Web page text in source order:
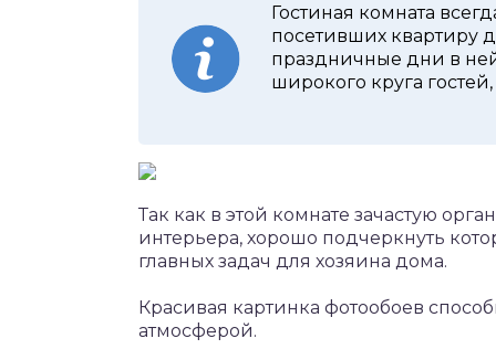
Гостиная комната
посетивших квартиру
праздничные дни в
широкого круга
Так как в этой комнате зачастую
интерьера, хорошо подчеркнуть
главных задач для хозяина дома.
Красивая картинка фотообоев
атмосферой.